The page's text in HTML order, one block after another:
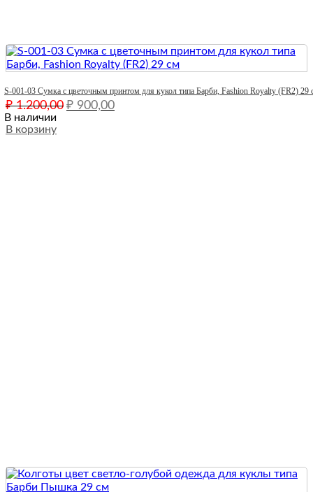
S-001-03 Сумка с цветочным принтом для кукол типа Барби, Fashion Royalty (FR2) 29
₽1.200,00 Первоначальная
₽ 900,00Текущая
В наличии
В корзину